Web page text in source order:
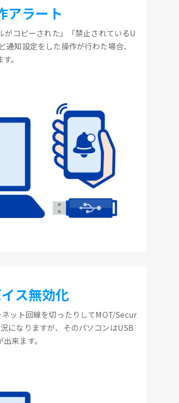
アラート
コピーされた」「禁止されているU
知設定をした操作が行わた場合、
。
ス無効化
ット回線を切ったりしてMOT/Secur
になりますが、そのパソコンはUSB
来ます。